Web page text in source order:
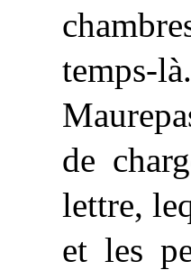
temps-
de
lettre,
et les